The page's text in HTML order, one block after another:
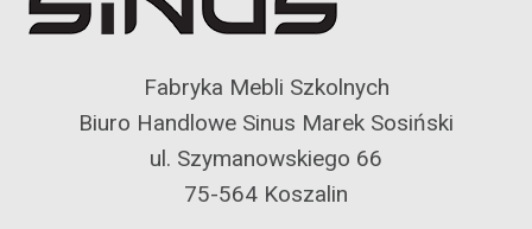
Fabryka Mebli Szkolnych
Biuro Handlowe Sinus Marek Sosiński
ul. Szymanowskiego 66
75-564 Koszalin